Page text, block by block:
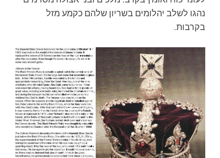
נהגו לשלב יהלומים בשריון שלהם כקמע מזל
בקרבות.